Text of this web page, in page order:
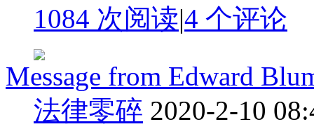
1084 次阅读|4 个评论
Message from Edward
法律零碎 2020-2-10